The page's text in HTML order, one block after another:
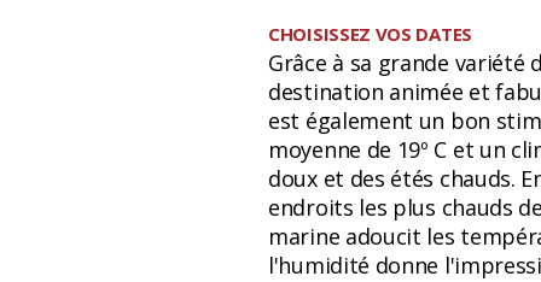
CHOISISSEZ VOS DATES
Grâce à sa grande variété
destination animée et
est également un bon
moyenne de 19º C et un
doux et des étés chauds.
endroits les plus chauds
marine adoucit les
l'humidité donne